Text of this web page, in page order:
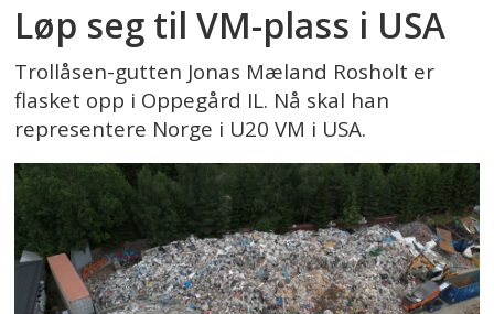
Løp seg til VM-plass i USA
Trollåsen-gutten Jonas Mæland Rosholt er
flasket opp i Oppegård IL. Nå skal han
representere Norge i U20 VM i USA.